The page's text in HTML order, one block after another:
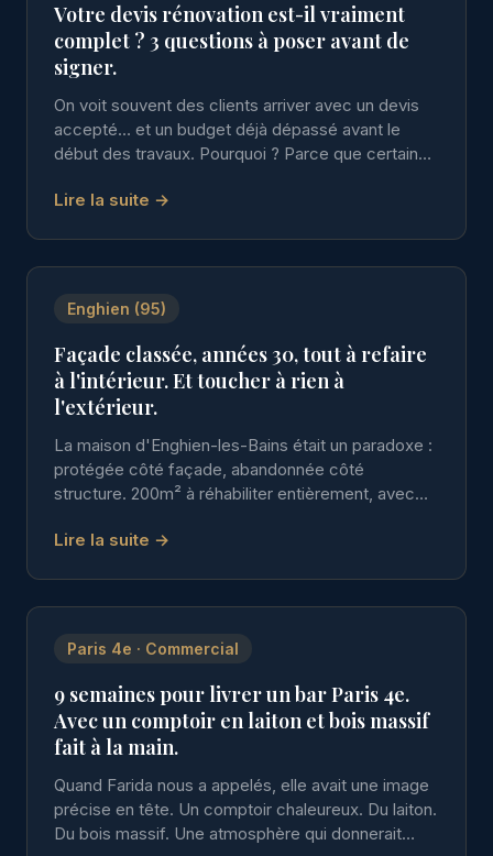
Votre devis rénovation est-il vraiment
complet ? 3 questions à poser avant de
signer.
On voit souvent des clients arriver avec un devis
accepté… et un budget déjà dépassé avant le
début des travaux. Pourquoi ? Parce que certains
Lire la suite →
Enghien (95)
Façade classée, années 30, tout à refaire
à l'intérieur. Et toucher à rien à
l'extérieur.
La maison d'Enghien-les-Bains était un paradoxe :
protégée côté façade, abandonnée côté
structure. 200m² à réhabiliter entièrement, avec
Lire la suite →
Paris 4e · Commercial
9 semaines pour livrer un bar Paris 4e.
Avec un comptoir en laiton et bois massif
fait à la main.
Quand Farida nous a appelés, elle avait une image
précise en tête. Un comptoir chaleureux. Du laiton.
Du bois massif. Une atmosphère qui donnerait